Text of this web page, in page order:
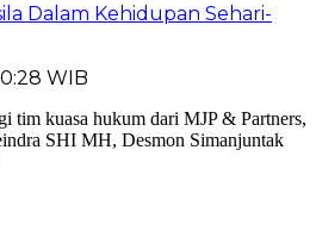
Dalam Kehidupan Sehari-
WIB